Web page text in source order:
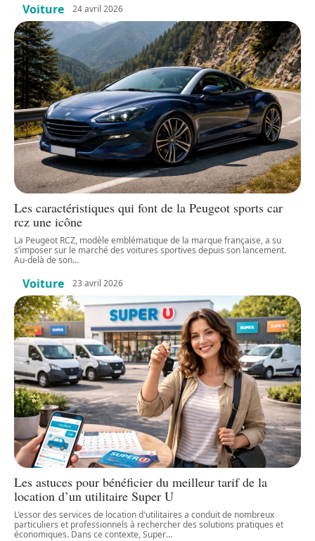
Voiture 24 avril 2026
Les caractéristiques qui font de la Peugeot sports car
rcz une icône
La Peugeot RCZ, modèle emblématique de la marque française, a su
s’imposer sur le marché des voitures sportives depuis son lancement.
Au-delà de son…
Voiture 23 avril 2026
Les astuces pour bénéficier du meilleur tarif de la
location d’un utilitaire Super U
L'essor des services de location d'utilitaires a conduit de nombreux
particuliers et professionnels à rechercher des solutions pratiques et
économiques. Dans ce contexte, Super…